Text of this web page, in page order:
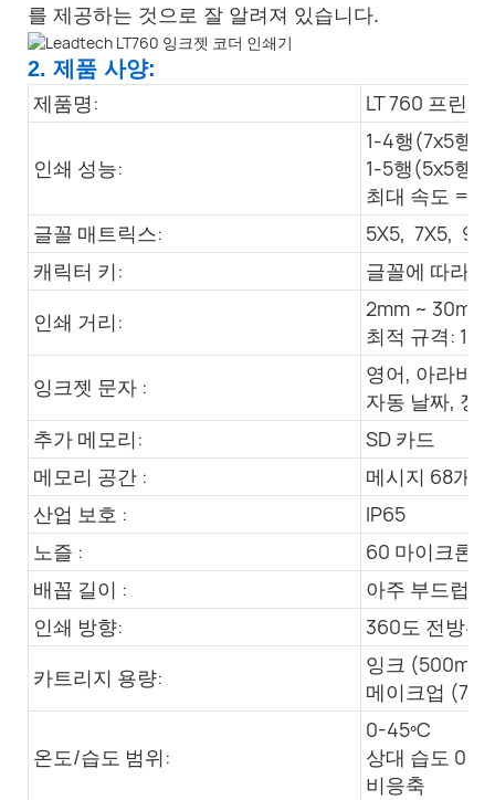
를 제공하는 것으로 잘 알려져 있습니다.
2. 제품 사양:
제품명: LT 760 프린터
인쇄 성능:
1-4행(7x5행
1-5행(5x5행
최대 속도 =
글꼴 매트릭스:
5X5, 7X5,
캐릭터 키:
글꼴에 따라
인쇄 거리:
2mm ~ 30mm
최적 규격:
잉크젯 문자 :
영어, 아라비
자동 날짜, 정
추가 메모리:
SD 카드
메모리 공간 :
메시지 68개
산업 보호 :
IP65
노즐 :
60 마이크론
배꼽 길이 :
아주 부드럽
인쇄 방향:
360도 전방위
카트리지 용량:
잉크 (500ml)
메이크업
온도/습도 범위:
0-45ºC
상대 습도
비응축